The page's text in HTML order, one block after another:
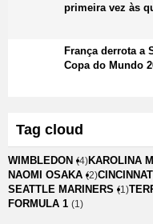
primeira vez às
França derrota a
Copa do Mundo
Tag cloud
WIMBLEDON (4)KAROLINA
NAOMI OSAKA (2)
SEATTLE MARINERS (1)
FORMULA 1 (1)